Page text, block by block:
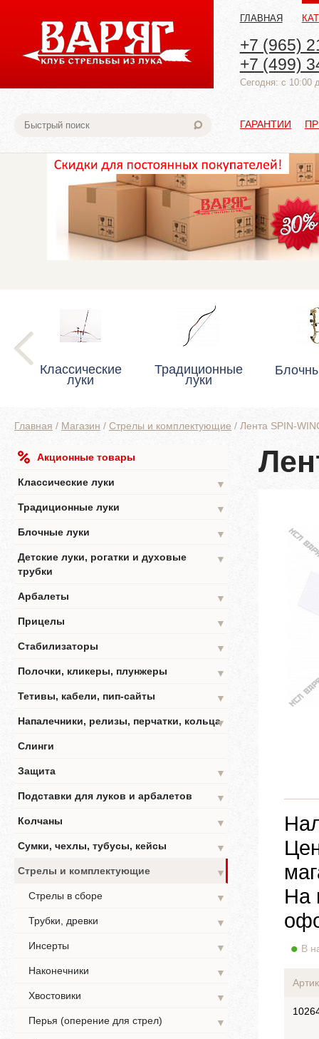
ГЛАВНАЯ
+7 (965)
+7 (499)
Cегодня: с 10:00
ГАРАНТИИ
Классические
луки
Традиционные
луки
Главная / Магазин / Стрелы и комплектующие / Лента SPIN-
Акционные товары
Классические луки
▼
Традиционные луки
▼
Блочные луки
▼
Детские луки, рогатки и духовые
трубки
▼
Арбалеты
▼
Прицелы
▼
Стабилизаторы
▼
Полочки, кликеры, плунжеры
▼
Тетивы, кабели, пип-сайты
▼
Напалечники, релизы, перчатки, кольца▼
Слинги
Защита
▼
Подставки для луков и арбалетов
▼
Колчаны
▼
Сумки, чехлы, тубусы, кейсы
▼
Стрелы и комплектующие
▼
Стрелы в сборе
▼
Трубки, древки
▼
Инсерты
▼
Наконечники
▼
Хвостовики
▼
Перья (оперение для стрел)
▼
На
В